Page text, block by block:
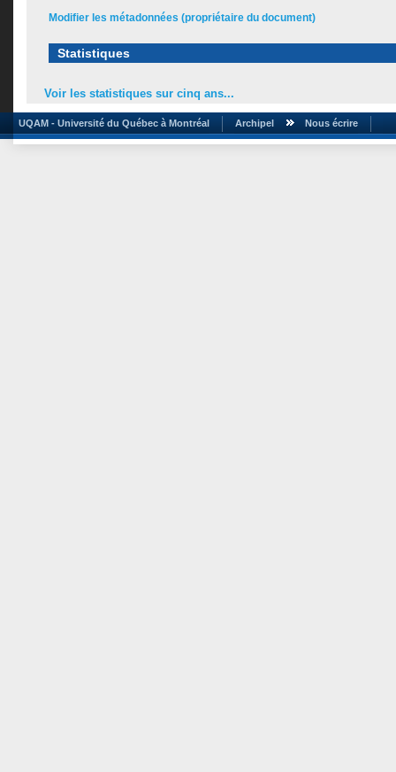
Modifier les métadonnées (propriétaire du document)
Statistiques
Voir les statistiques sur cinq ans...
UQAM - Université du Québec à Montréal Archipel Nous écrire